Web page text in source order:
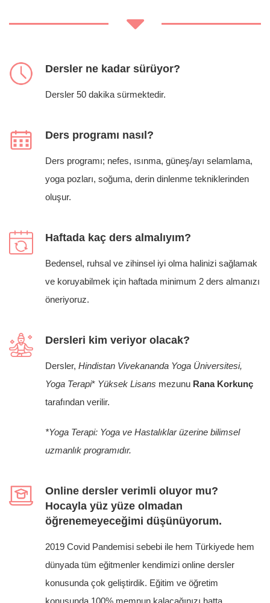
Dersler ne kadar sürüyor?
Dersler 50 dakika sürmektedir.
Ders programı nasıl?
Ders programı; nefes, ısınma, güneş/ayı selamlama,
yoga pozları, soğuma, derin dinlenme tekniklerinden
oluşur.
Haftada kaç ders almalıyım?
Bedensel, ruhsal ve zihinsel iyi olma halinizi sağlamak
ve koruyabilmek için haftada minimum 2 ders almanızı
öneriyoruz.
Dersleri kim veriyor olacak?
Dersler, Hindistan Vivekananda Yoga Üniversitesi,
Yoga Terapi* Yüksek Lisans mezunu Rana Korkunç
tarafından verilir.
*Yoga Terapi: Yoga ve Hastalıklar üzerine bilimsel
uzmanlık programıdır.
Online dersler verimli oluyor mu?
Hocayla yüz yüze olmadan
öğrenemeyeceğimi düşünüyorum.
2019 Covid Pandemisi sebebi ile hem Türkiyede hem
dünyada tüm eğitmenler kendimizi online dersler
konusunda çok geliştirdik. Eğitim ve öğretim
konusunda 100% memnun kalacağınızı hatta